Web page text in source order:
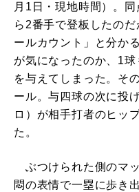
月1日・現地時間）。
ら2番手で登板したの
ールカウント」と分か
が気になったのか、1
を与えてしまった。そ
ール。与四球の次に投
ロ）が相手打者のヒッ
た。
ぶつけられた側のマ
悶の表情で一塁に歩き